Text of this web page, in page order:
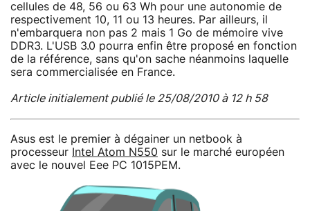
cellules de 48, 56 ou 63 Wh pour une autonomie de
respectivement 10, 11 ou 13 heures. Par ailleurs, il
n'embarquera non pas 2 mais 1 Go de mémoire vive
DDR3. L'USB 3.0 pourra enfin être proposé en fonction
de la référence, sans qu'on sache néanmoins laquelle
sera commercialisée en France.
Article initialement publié le 25/08/2010 à 12 h 58
Asus est le premier à dégainer un netbook à
processeur
Intel Atom N550 sur le marché européen
avec le nouvel Eee PC 1015PEM.